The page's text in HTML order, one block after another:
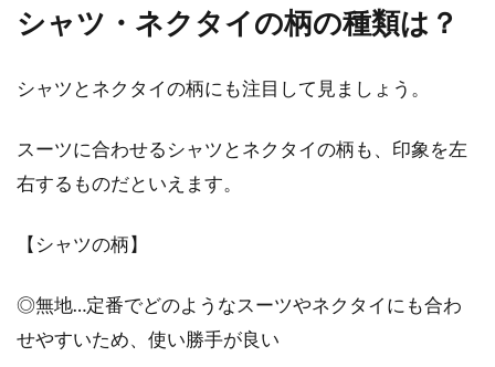
落に組み合わせたコーデ！
何となくシャツだけだと心持たない。どうも、
れを...
入学式や卒業式、習い事の発表会や結婚式のお
シャツ・ネクタイの柄の種類は？
シャツとネクタイの柄にも注目して見ましょう。
スーツに合わせるシャツとネクタイの柄も、印象を左
右するものだといえます。
【シャツの柄】
◎無地…定番でどのようなスーツやネクタイにも合わ
せやすいため、使い勝手が良い